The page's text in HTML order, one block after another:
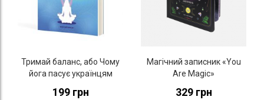
Тримай баланс, або Чому
йога пасує українцям
199 грн
Магічний записник «You
Are Magic»
329 грн